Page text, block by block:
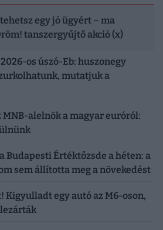
egy jó ügyért – ma
tanszergyűjtő akció (x)
os úszó-Eb: huszonegy
mutatjuk a
MNB-alelnök a magyar euróról:
Budapesti Értéktőzsde a héten: a
sem állította meg a növekedést
Kigyulladt egy autó az M6-oson,